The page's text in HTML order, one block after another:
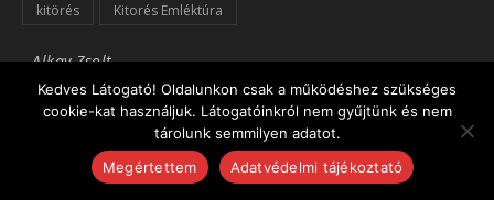
kitörés
Kitorés Emléktúra
-Alkay Zsolt
Kedves Látogató! Oldalunkon csak a működéshez szükséges
cookie-kat használjuk. Látogatóinkról nem gyűjtünk és nem
tárolunk semmilyen adatot.
Megértettem
Adatvédelmi tájékoztató